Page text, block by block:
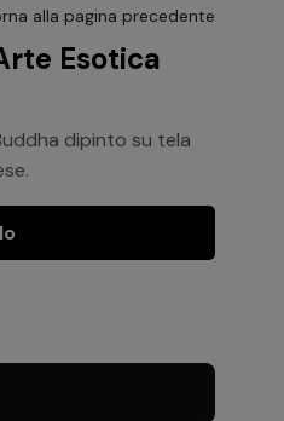
alla pagina precedente
Esotica
dipinto su tela